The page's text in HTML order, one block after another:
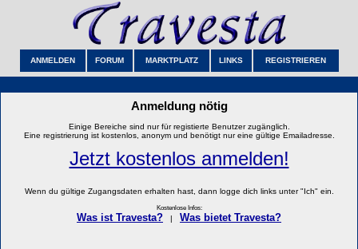
ANMELDEN FORUM MARKTPLATZ LINKS REGISTRIEREN
Anmeldung nötig
Einige Bereiche sind nur für registierte Benutzer zugänglich.
Eine registrierung ist kostenlos, anonym und benötigt nur eine gültige Emailadresse.
Jetzt kostenlos anmelden!
Wenn du gültige Zugangsdaten erhalten hast, dann logge dich links unter "Ich" ein.
Kostenlose Infos:
Was ist Travesta? Was bietet Travesta?